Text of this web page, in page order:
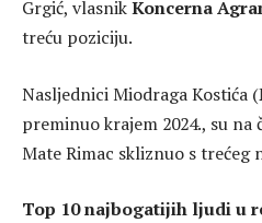
Grgić, vlasnikKoncerna
treću poziciju.
Nasljednici Miodraga Kostića (
preminuo krajem 2024., su
Mate Rimac skliznuo s trećeg
Top 10 najbogatijih ljudi u